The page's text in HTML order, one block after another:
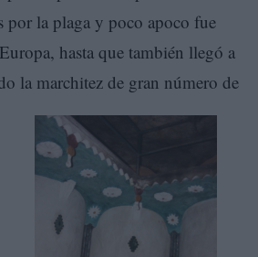
por la plaga y poco apoco fue
hasta que también llegó a
la marchitez de gran número de